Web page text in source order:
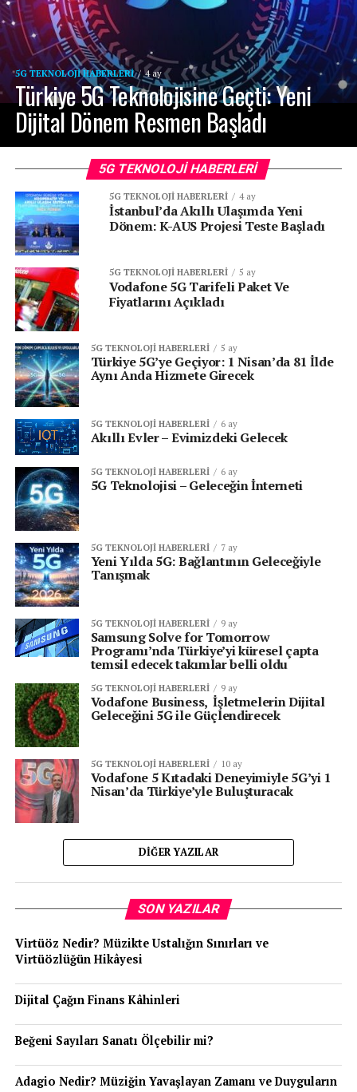
5G TEKNOLOJI HABERLERI 4 ay
Türkiye 5G Teknolojisine Geçti: Yeni
Dijital Dönem Resmen Başladı
5G TEKNOLOJI HABERLERI
5G TEKNOLOJI HABERLERI 4 ay
İstanbul’da Akıllı Ulaşımda Yeni
Dönem: K-AUS Projesi Teste Başladı
5G TEKNOLOJI HABERLERI 5 ay
Vodafone 5G Tarifeli Paket Ve
Fiyatlarını Açıkladı
5G TEKNOLOJI HABERLERI 5 ay
Türkiye 5G’ye Geçiyor: 1 Nisan’da 81 İlde
Aynı Anda Hizmete Girecek
5G TEKNOLOJI HABERLERI 6 ay
Akıllı Evler – Evimizdeki Gelecek
5G TEKNOLOJI HABERLERI 6 ay
5G Teknolojisi – Geleceğin İnterneti
5G TEKNOLOJI HABERLERI 7 ay
Yeni Yılda 5G: Bağlantının Geleceğiyle
Tanışmak
5G TEKNOLOJI HABERLERI 9 ay
Samsung Solve for Tomorrow
Programı’nda Türkiye’yi küresel çapta
temsil edecek takımlar belli oldu
5G TEKNOLOJI HABERLERI 9 ay
Vodafone Business, İşletmelerin Dijital
Geleceğini 5G ile Güçlendirecek
5G TEKNOLOJI HABERLERI 10 ay
Vodafone 5 Kıtadaki Deneyimiyle 5G’yi 1
Nisan’da Türkiye’yle Buluşturacak
DIĞER YAZILAR
SON YAZILAR
Virtüöz Nedir? Müzikte Ustalığın Sınırları ve
Virtüözlüğün Hikâyesi
Dijital Çağın Finans Kâhinleri
Beğeni Sayıları Sanatı Ölçebilir mi?
Adagio Nedir? Müziğin Yavaşlayan Zamanı ve Duyguların